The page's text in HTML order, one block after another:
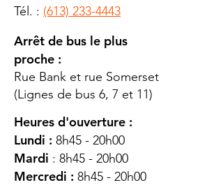
Tél. : (613) 233-4443
Arrêt de bus le plus
proche :
Rue Bank et rue Somerset
(Lignes de bus 6, 7 et 11)
Heures d'ouverture :
Lundi : 8h45 - 20h00
Mardi : 8h45 - 20h00
Mercredi : 8h45 - 20h00